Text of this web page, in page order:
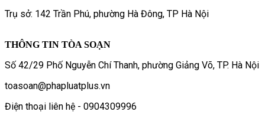
Trụ sở: 142 Trần Phú, phường Hà Đông, TP Hà Nội
THÔNG TIN TÒA SOẠN
Số 42/29 Phố Nguyễn Chí Thanh, phường Giảng Võ, TP. Hà Nội
toasoan@phapluatplus.vn
Điện thoại liên hệ - 0904309996